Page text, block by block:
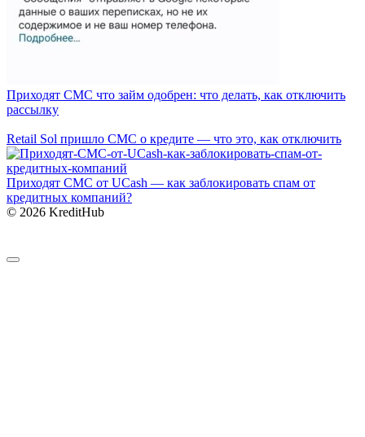
Приходят СМС что займ одобрен: что делать, как отключить
рассылку
Retail Sol пришло СМС о кредите — что это, как отключить
Приходят СМС от UCash — как заблокировать спам от
кредитных компаний?
© 2026 KreditHub